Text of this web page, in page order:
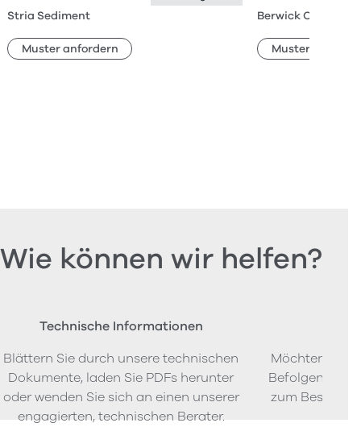
Stria Sediment
Muster anfordern
Berwick Oak
Muster
Wie können wir helfen?
Technische Informationen
Blättern Sie durch unsere technischen
Dokumente, laden Sie PDFs herunter
oder wenden Sie sich an einen unserer
engagierten, technischen Berater.
Möchten Sie
Befolgen Sie
zum